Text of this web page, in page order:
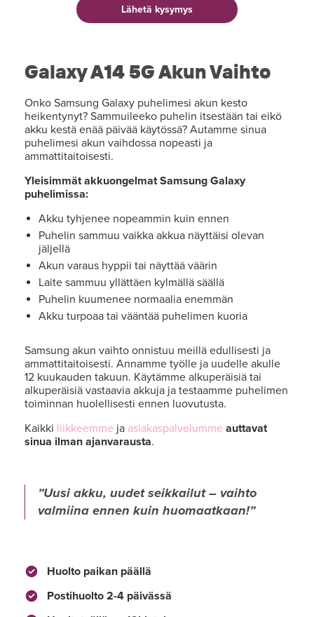
Galaxy A14 5G Akun Vaihto
Onko Samsung Galaxy puhelimesi akun kesto
heikentynyt? Sammuileeko puhelin itsestään tai eikö
akku kestä enää päivää käytössä? Autamme sinua
puhelimesi akun vaihdossa nopeasti ja
ammattitaitoisesti.
Yleisimmät akkuongelmat Samsung Galaxy
puhelimissa:
Akku tyhjenee nopeammin kuin ennen
Puhelin sammuu vaikka akkua näyttäisi olevan
jäljellä
Akun varaus hyppii tai näyttää väärin
Laite sammuu yllättäen kylmällä säällä
Puhelin kuumenee normaalia enemmän
Akku turpoaa tai vääntää puhelimen kuoria
Samsung akun vaihto onnistuu meillä edullisesti ja
ammattitaitoisesti. Annamme työlle ja uudelle akulle
12 kuukauden takuun. Käytämme alkuperäisiä tai
alkuperäisiä vastaavia akkuja ja testaamme puhelimen
toiminnan huolellisesti ennen luovutusta.
Kaikki liikkeemme ja asiakaspalvelumme auttavat
sinua ilman ajanvarausta.
Uusi akku, uudet seikkailut – vaihto
valmiina ennen kuin huomaatkaan!
Huolto paikan päällä
Postihuolto 2-4 päivässä